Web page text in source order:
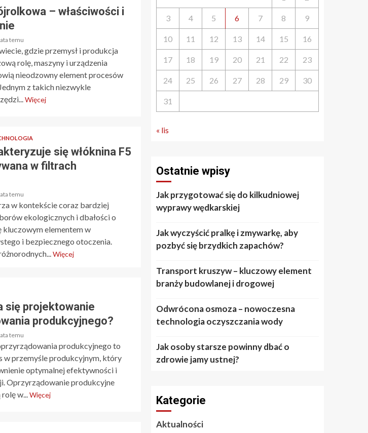
– właściwości i
temu
gdzie przemysł i produkcja
rolę, maszyny i urządzenia
nieodzowny element procesów
z takich niezwykle
Więcej
się włóknina F5
w filtrach
temu
w kontekście coraz bardziej
ekologicznych i dbałości o
kluczowym elementem w
i bezpiecznego otoczenia.
Więcej
się projektowanie
produkcyjnego?
temu
produkcyjnego to
w przemyśle produkcyjnym, który
optymalnej efektywności i
Oprzyrządowanie produkcyjne
w... Więcej
3 4 5 6 7 8 9
10 11 12 13 14 15 16
17 18 19 20 21 22 23
24 25 26 27 28 29 30
31
« lis
Ostatnie wpisy
Jak przygotować się do kilkudniowej
wyprawy wędkarskiej
Jak wyczyścić pralkę i zmywarkę, aby
pozbyć się brzydkich zapachów?
Transport kruszyw – kluczowy element
branży budowlanej i drogowej
Odwrócona osmoza – nowoczesna
technologia oczyszczania wody
Jak osoby starsze powinny dbać o
zdrowie jamy ustnej?
Kategorie
Aktualności